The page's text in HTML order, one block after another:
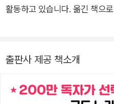
활동하고 있습니다. 옮긴 책으로
탕 야옹이와 금빛 마법사》, 《던
출판사 제공 책소개